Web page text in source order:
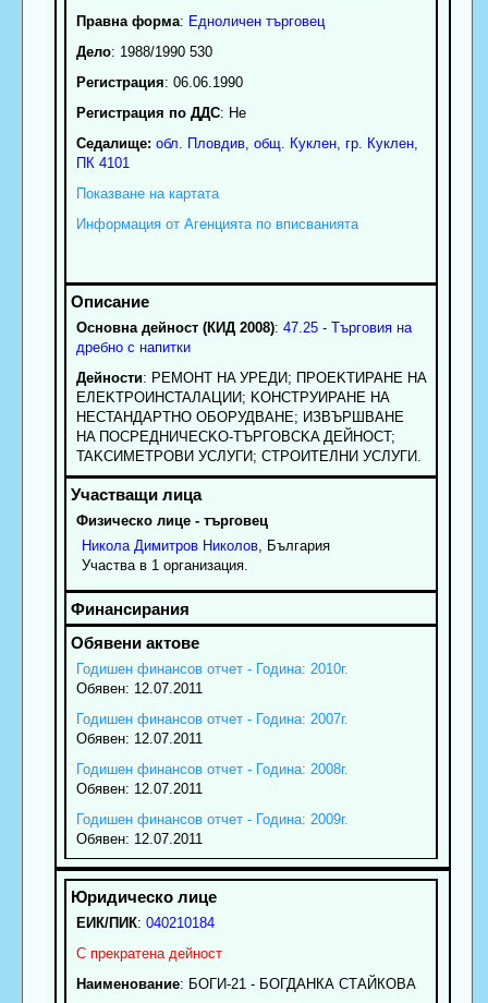
Правна форма: Едноличен търговец
Дело: 1988/1990 530
Регистрация: 06.06.1990
Регистрация по ДДС: Нe
Седалище: обл. Пловдив, общ. Куклен, гр. Куклен,
ПК 4101
Показване на картата
Информация от Агенцията по вписванията
Основна дейност (КИД 2008): 47.25 - Търговия на
дребно с напитки
Дейности: PEMOHT HA УPEДИ; ПPOEKTИPAHE HA
EЛEKTPOИHCTAЛAЦИИ; KOHCTPУИPAHE HA
HECTAHДAPTHO OБOPУДBAHE; ИЗBЪPШBAHE
HA ПOCPEДHИЧECKO-TЪPГOBCKA ДEЙHOCT;
TAKCИMETPOBИ УCЛУГИ; CTPOИTEЛHИ УCЛУГИ.
Физическо лице - търговец
Никола Димитров Николов, България
Участва в 1 организация.
Годишен финансов отчет - Година: 2010г.
Обявен: 12.07.2011
Годишен финансов отчет - Година: 2007г.
Обявен: 12.07.2011
Годишен финансов отчет - Година: 2008г.
Обявен: 12.07.2011
Годишен финансов отчет - Година: 2009г.
Обявен: 12.07.2011
ЕИК/ПИК: 040210184
С прекратена дейност
Наименование: БОГИ-21 - БОГДАНКА СТАЙКОВА